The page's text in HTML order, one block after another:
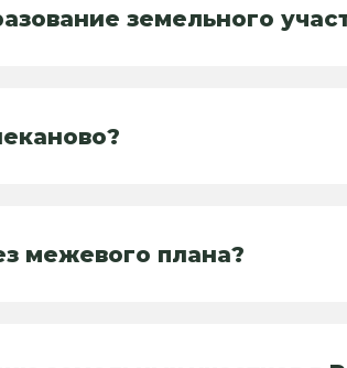
земельного
межевого плана?